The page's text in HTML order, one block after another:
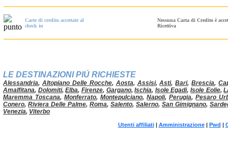
Carte di credito accettate al
check in
Nessuna Carta di Credito è
Ricettiva
LE DESTINAZIONI PIÚ RICHIESTE
Alessandria, Altopiano Delle Rocche, Aosta, Assisi,Asti,Bari,Brescia,
Amalfitana, Dolomiti,Elba, Firenze, Gargano,Ischia, Isole Egadi,Isole Eolie,
Maremma Toscana,Monferrato,Montepulciano,Napoli,Perugia,Pesaro
Conero, Riviera Delle Palme, Roma, Salento, Salerno, San Gimignano,
Venezia, Viterbo
Utenti affiliati| Amministrazione| Pwd |